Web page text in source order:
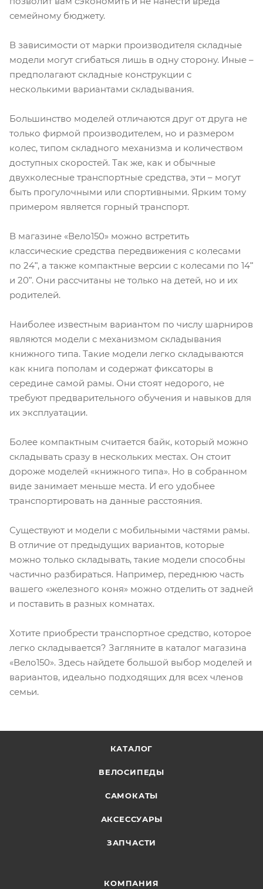
семейному бюджету.
В зависимости от марки производителя складные
модели могут сгибаться лишь в одну сторону. Иные –
предполагают складные конструкции с
несколькими вариантами складывания.
Большинство моделей отличаются друг от друга не
только фирмой производителем, но и размером
колес, типом складного механизма и количеством
доступных скоростей. Так же, как и обычные
двухколесные транспортные средства, эти – могут
быть прогулочными или спортивными. Ярким тому
примером является горный транспорт.
В магазине «Вело150» можно встретить
классические средства передвижения с колесами
по 24ʺ, а также компактные версии с колесами по 14ʺ
и 20ʺ. Они рассчитаны не только на детей, но и их
родителей.
Наиболее известным вариантом по числу шарниров
являются модели с механизмом складывания
книжного типа. Такие модели легко складываются
как книга пополам и содержат фиксаторы в
середине самой рамы. Они стоят недорого, не
требуют предварительного обучения и навыков для
их эксплуатации.
Более компактным считается байк, который можно
складывать сразу в нескольких местах. Он стоит
дороже моделей «книжного типа». Но в собранном
виде занимает меньше места. И его удобнее
транспортировать на данные расстояния.
Существуют и модели с мобильными частями рамы.
В отличие от предыдущих вариантов, которые
можно только складывать, такие модели способны
частично разбираться. Например, переднюю часть
вашего «железного коня» можно отделить от задней
и поставить в разных комнатах.
Хотите приобрести транспортное средство, которое
легко складывается? Загляните в каталог магазина
«Вело150». Здесь найдете большой выбор моделей и
вариантов, идеально подходящих для всех членов
семьи.
КАТАЛОГ
ВЕЛОСИПЕДЫ
САМОКАТЫ
АКСЕССУАРЫ
ЗАПЧАСТИ
КОМПАНИЯ